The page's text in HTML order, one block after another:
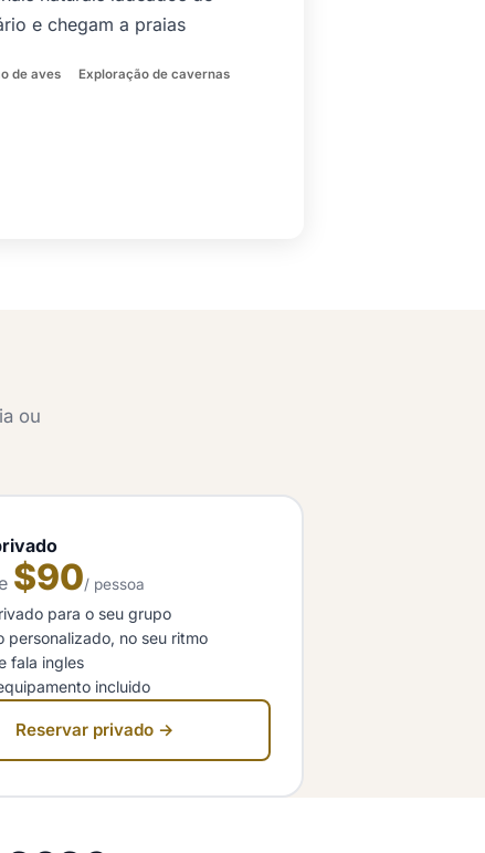
e chegam a praias
de aves
Exploração de cavernas
ou
$90/ pessoa
para o seu grupo
personalizado, no seu ritmo
fala ingles
incluido
Reservar privado →